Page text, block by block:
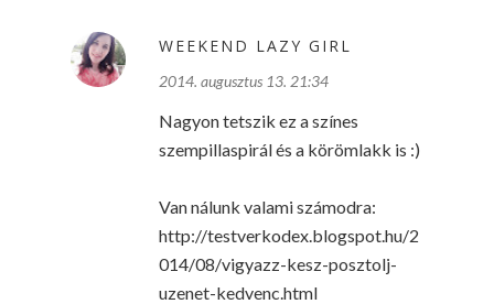
WEEKEND LAZY GIRL
2014. augusztus 13. 21:34
Nagyon tetszik ez a színes
szempillaspirál és a körömlakk is :)
Van nálunk valami számodra:
http://testverkodex.blogspot.hu/2
014/08/vigyazz-kesz-posztolj-
uzenet-kedvenc.html